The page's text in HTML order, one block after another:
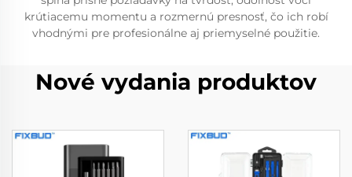
krútiacemu momentu a rozmernú presnosť, čo ich robí
vhodnými pre profesionálne aj priemyselné použitie.
Nové vydania produktov